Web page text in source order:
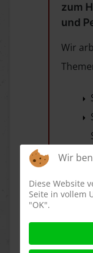
zum
und
Wir
Wir
Diese Website
Seite in vollem
"OK".